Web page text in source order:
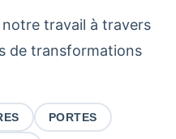
travail à travers
de transformations
PORTES